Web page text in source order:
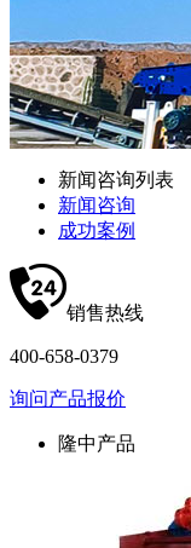
新闻咨询列表
新闻咨询
成功案例
销售热线
400-658-0379
询问产品报价
隆中产品